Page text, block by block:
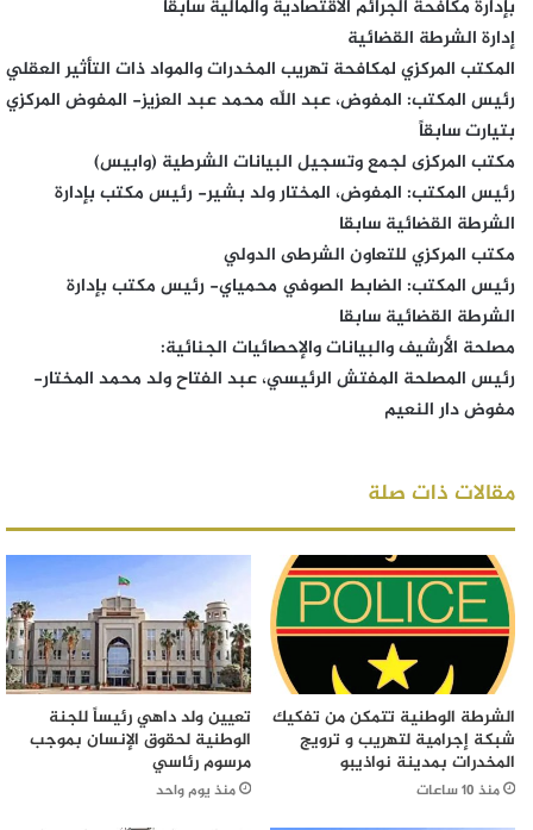
بإدارة مكافحة الجرائم الاقتصادية والمالية سابقا
إدارة الشرطة القضائية
المكتب المركزي لمكافحة تهريب المخدرات والمواد ذات التأثير العقلي
رئيس المكتب: المفوض، عبد اللّٰه محمد عبد العزيز- المفوض المركزي
بتيارت سابقاً
مكتب المركزى لجمع وتسجيل البيانات الشرطية (وابيس)
رئيس المكتب: المفوض، المختار ولد بشير- رئيس مكتب بإدارة
الشرطة القضائية سابقا
مكتب المركزي للتعاون الشرطى الدولي
رئيس المكتب: الضابط الصوفي محمياي- رئيس مكتب بإدارة
الشرطة القضائية سابقا
مصلحة الأرشيف والبيانات والإحصائيات الجنائية:
رئيس المصلحة المفتش الرئيسي، عبد الفتاح ولد محمد المختار-
مفوض دار النعيم
مقالات ذات صلة
الشرطة الوطنية تتمكن من تفكيك
شبكة إجرامية لتهريب و ترويج
المخدرات بمدينة نواذيبو
منذ 10 ساعات
تعيين ولد داهي رئيساً للجنة
الوطنية لحقوق الإنسان بموجب
مرسوم رئاسي
منذ يوم واحد